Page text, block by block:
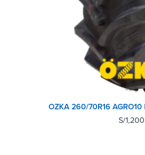
S/